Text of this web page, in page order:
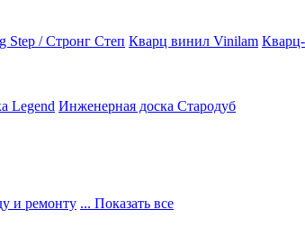
Step / Стронг Степ Кварц винил Vinilam
Legend Инженерная доска Стародуб
и ремонту ... Показать все